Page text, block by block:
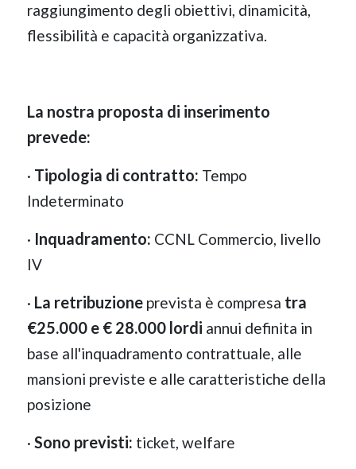
raggiungimento degli obiettivi, dinamicità,
flessibilità e capacità organizzativa.
La nostra proposta di inserimento
prevede:
· Tipologia di contratto: Tempo
Indeterminato
· Inquadramento: CCNL Commercio, livello
IV
· La retribuzione prevista è compresa tra
€25.000 e € 28.000 lordi annui definita in
base all'inquadramento contrattuale, alle
mansioni previste e alle caratteristiche della
posizione
· Sono previsti: ticket, welfare